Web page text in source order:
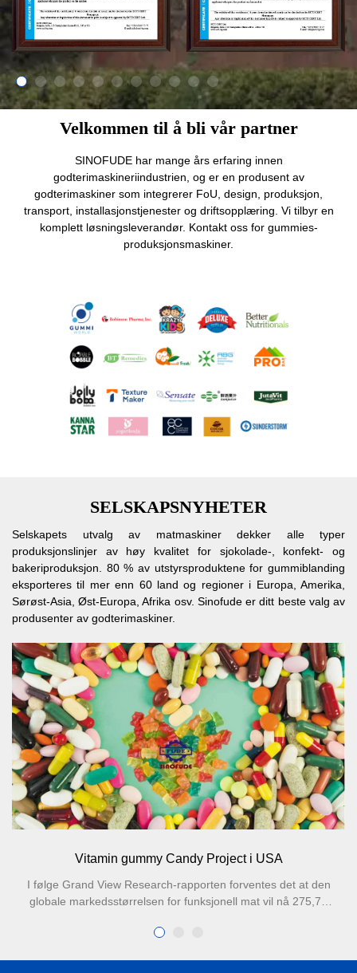
Velkommen til å bli vår partner
SINOFUDE har mange års erfaring innen
godterimaskineriindustrien, og er en produsent av
godterimaskiner som integrerer FoU, design, produksjon,
transport, installasjonstjenester og driftsopplæring. Vi tilbyr en
komplett løsningsleverandør. Kontakt oss for gummies-
produksjonsmaskiner.
SELSKAPSNYHETER
Selskapets utvalg av matmaskiner dekker alle typer
produksjonslinjer av høy kvalitet for sjokolade-, konfekt- og
bakeriproduksjon. 80 % av utstyrsproduktene for gummiblanding
eksporteres til mer enn 60 land og regioner i Europa, Amerika,
Sørøst-Asia, Øst-Europa, Afrika osv. Sinofude er ditt beste valg av
produsenter av godterimaskiner.
Vitamin gummy Candy Project i USA
I følge Grand View Research-rapporten forventes det at den
globale markedsstørrelsen for funksjonell mat vil nå 275,77
penetrasjonsraten for funksjonell mat i Europa og Amerika på